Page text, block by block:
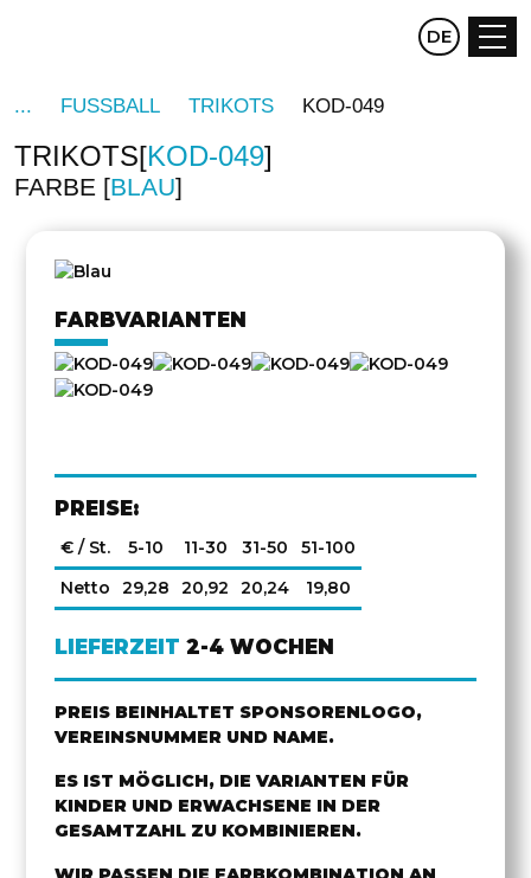
CZ EN
DE
FUSSBALL TRIKOTS KOD-049
TRIKOTS KOD-049
FARBE BLAU
FARBVARIANTEN
PREISE:
€ / St. 5-10 11-30 31-50
51-100
Netto
29,28 20,92 20,24 19,80
LIEFERZEIT 2-4 WOCHEN
PREIS BEINHALTET SPONSORENLOGO,
VEREINSNUMMER UND NAME.
ES IST MÖGLICH, DIE VARIANTEN FÜR
KINDER UND ERWACHSENE IN DER
GESAMTZAHL ZU KOMBINIEREN.